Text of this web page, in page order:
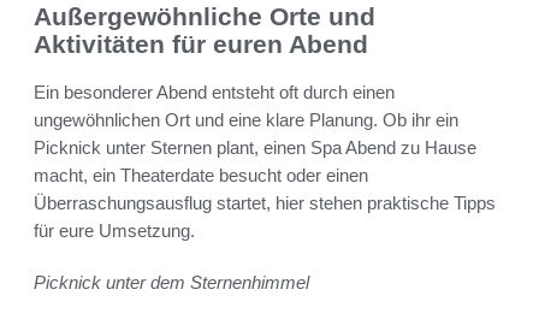
Außergewöhnliche Orte und
Aktivitäten für euren Abend
Ein besonderer Abend entsteht oft durch einen
ungewöhnlichen Ort und eine klare Planung. Ob ihr ein
Picknick unter Sternen plant, einen Spa Abend zu Hause
macht, ein Theaterdate besucht oder einen
Überraschungsausflug startet, hier stehen praktische Tipps
für eure Umsetzung.
Picknick unter dem Sternenhimmel